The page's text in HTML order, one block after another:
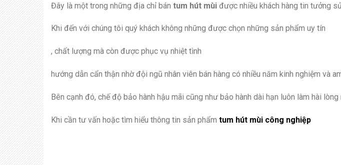
Đây là một trong những địa chỉ bán tum hút mùi được nhiều khách hàng tin tưởng
Khi đến với chúng tôi quý khách không những được chọn những sản phẩm uy tín
, chất lượng mà còn được phục vụ nhiệt tình
hướng dẫn cẩn thận nhờ đội ngũ nhân viên bán hàng có nhiều năm kinh nghiệm và
Bên cạnh đó, chế độ bảo hành hậu mãi cũng như bảo hành dài hạn luôn làm hài lòng
Khi cần tư vấn hoặc tìm hiểu thông tin sản phẩm tum hút mùi công nghiệp